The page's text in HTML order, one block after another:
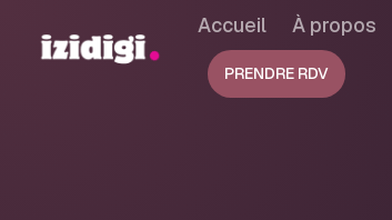
Accueil À propos
PRENDRE RDV